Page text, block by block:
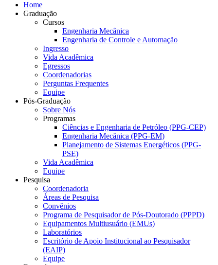
Home
Graduação
Cursos
Engenharia Mecânica
Engenharia de Controle e Automação
Ingresso
Vida Acadêmica
Egressos
Coordenadorias
Perguntas Frequentes
Equipe
Pós-Graduação
Sobre Nós
Programas
Ciências e Engenharia de Petróleo (PPG-CEP)
Engenharia Mecânica (PPG-EM)
Planejamento de Sistemas Energéticos (PPG-
PSE)
Vida Acadêmica
Equipe
Pesquisa
Coordenadoria
Áreas de Pesquisa
Convênios
Programa de Pesquisador de Pós-Doutorado (PPPD)
Equipamentos Multiusuário (EMUs)
Laboratórios
Escritório de Apoio Institucional ao Pesquisador
(EAIP)
Equipe